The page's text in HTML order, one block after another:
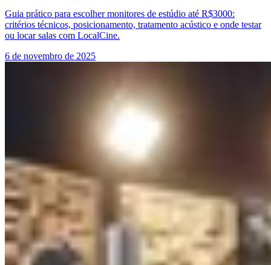
Guia prático para escolher monitores de estúdio até R$3000:
critérios técnicos, posicionamento, tratamento acústico e onde testar
ou locar salas com LocalCine.
6 de novembro de 2025